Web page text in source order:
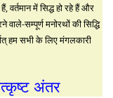
वर्तमान में सिद्ध हो रहे हैं और
वाले-सम्पूर्ण मनोरथों की सिद्धि
हम सभी के लिए मंगलकारी
अंतर